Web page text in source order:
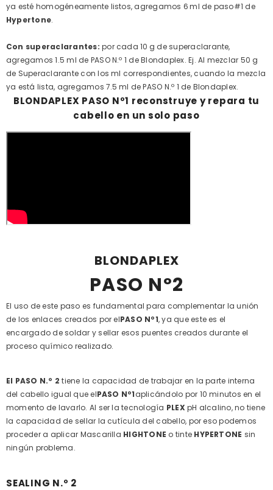
ya esté homogéneamente listos, agregamos 6 ml de paso#1 de
Hypertone.
Con superaclarantes: por cada 10 g de superaclarante,
agregamos 1.5 ml de PASO N.º 1 de Blondaplex. Ej. Al mezclar 50 g
de Superaclarante con los ml correspondientes, cuando la mezcla
ya está lista, agregamos 7.5 ml de PASO N.º 1 de Blondaplex.
BLONDAPLEX PASO Nº1 reconstruye y repara tu
cabello en un solo paso
BLONDAPLEX
PASO Nº2
El uso de este paso es fundamental para complementar la unión
de los enlaces creados por elPASO Nº1, ya que este es el
encargado de soldar y sellar esos puentes creados durante el
proceso químico realizado.
El PASO N.º 2 tiene la capacidad de trabajar en la parte interna
del cabello igual que elPASO Nº1aplicándolo por 10 minutos en el
momento de lavarlo. Al ser la tecnología PLEX pH alcalino, no tiene
la capacidad de sellar la cutícula del cabello, por eso podemos
proceder a aplicar Mascarilla HIGHTONE o tinte HYPERTONE sin
ningún problema.
SEALING N.º 2